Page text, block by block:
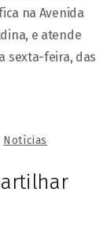
na Avenida
e atende
sexta-feira, das
Notícias